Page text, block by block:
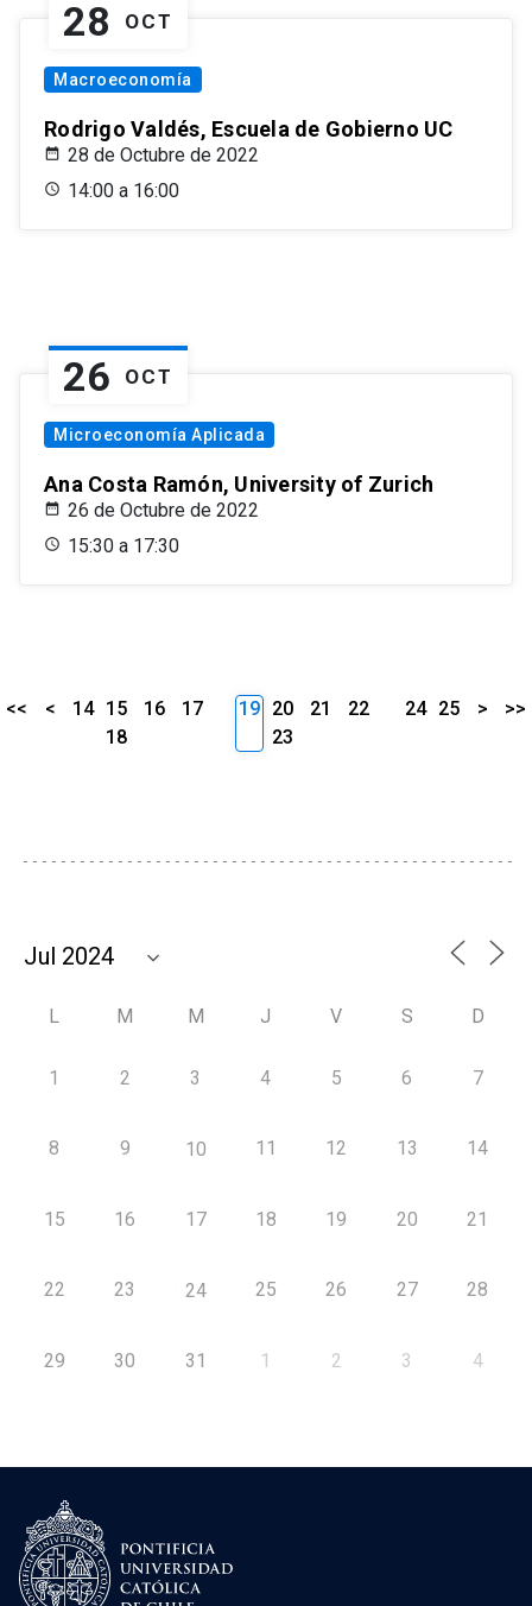
28 OCT
Macroeconomía
Rodrigo Valdés, Escuela de Gobierno UC
28 de Octubre de 2022
14:00 a 16:00
26 OCT
Microeconomía Aplicada
Ana Costa Ramón, University of Zurich
26 de Octubre de 2022
15:30 a 17:30
<< < 14 15 16
17
18
19 20 21
22
23
24 25 > >>
L M M J V S D
1 2 3 4 5 6 7
8 9 10 11 12 13 14
15 16 17 18 19 20 21
22 23 24 25 26 27 28
29 30 31 1 2 3 4